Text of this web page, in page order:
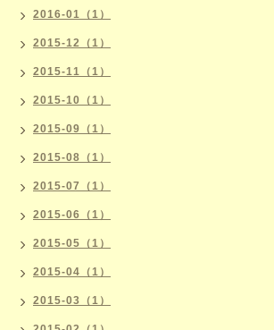
2016-01（1）
2015-12（1）
2015-11（1）
2015-10（1）
2015-09（1）
2015-08（1）
2015-07（1）
2015-06（1）
2015-05（1）
2015-04（1）
2015-03（1）